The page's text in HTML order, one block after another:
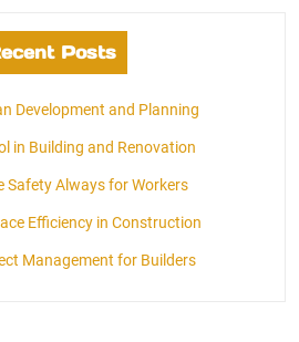
Posts
Development and Planning
in Building and Renovation
Safety Always for Workers
Efficiency in Construction
Management for Builders